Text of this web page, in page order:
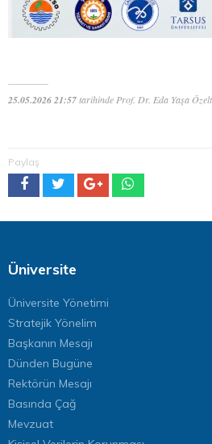
25.05.2026 21:57tarihinde Prof. Dr. Eda Yaşa
Paylaş
Üniversite
Üniversite Yönetimi
Stratejik Yönelim
Başkanın Mesajı
Dünden Bugüne
Rektörün Mesajı
Basında Çağ
Mevzuat